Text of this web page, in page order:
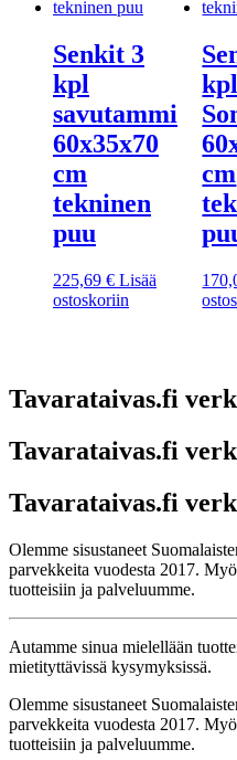
Senkit 3
kpl
savutammi
60x35x70
cm
tekninen
puu
225,69 € Lisää
ostoskoriin
cm
Tavarataivas.fi
Tavarataivas.fi
Tavarataivas.fi
Olemme sisustaneet
parvekkeita vuodesta 2017.
tuotteisiin ja palveluumme.
Autamme sinua mielellään
mietityttävissä kysymyksissä.
Olemme sisustaneet
parvekkeita vuodesta 2017.
tuotteisiin ja palveluumme.